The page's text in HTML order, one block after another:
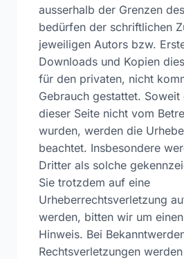
ausserhalb der Grenzen
bedürfen der schriftlichen
jeweiligen Autors bzw.
Downloads und Kopien
für den privaten, nicht
Gebrauch gestattet.
dieser Seite nicht vom
wurden, werden die
beachtet. Insbesondere
Dritter als solche
Sie trotzdem auf eine
Urheberrechtsverletzung
werden, bitten wir um
Hinweis. Bei
Rechtsverletzungen